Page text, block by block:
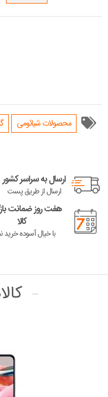
محصولات شیائومی
ارسال به سراسر کشور
ارسال از طریق پست
هفت روز ضمانت
کالا
با خیال آسوده خرید